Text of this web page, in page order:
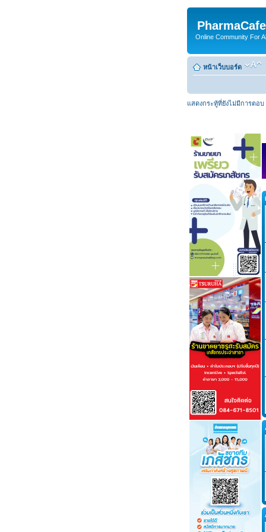
Online Community For
หน้าเว็บบอร์ด
แสดงกระทู้ที่ยังไม่มีการตอบ